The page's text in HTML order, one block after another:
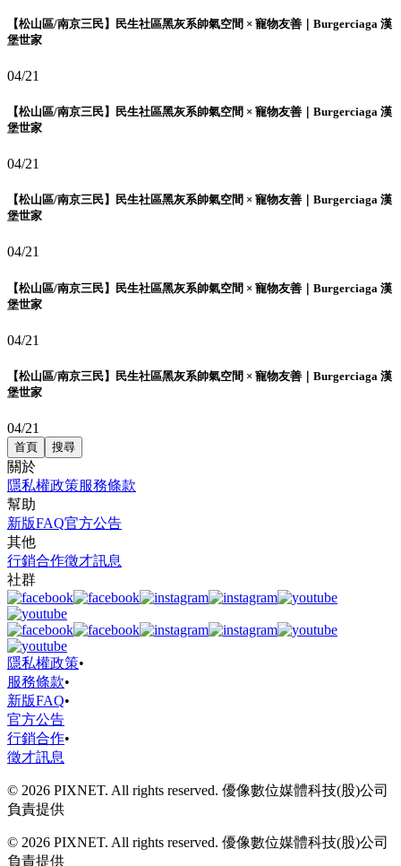
【松山區/南京三民】民生社區黑灰系帥氣空間 × 寵物友善｜Burgerciaga 漢
堡世家
04/21
【松山區/南京三民】民生社區黑灰系帥氣空間 × 寵物友善｜Burgerciaga 漢
堡世家
04/21
【松山區/南京三民】民生社區黑灰系帥氣空間 × 寵物友善｜Burgerciaga 漢
堡世家
04/21
【松山區/南京三民】民生社區黑灰系帥氣空間 × 寵物友善｜Burgerciaga 漢
堡世家
04/21
【松山區/南京三民】民生社區黑灰系帥氣空間 × 寵物友善｜Burgerciaga 漢
堡世家
04/21
首頁 搜尋
關於
隱私權政策服務條款
幫助
新版FAQ官方公告
其他
行銷合作徵才訊息
社群
隱私權政策•
服務條款•
新版FAQ•
官方公告
行銷合作•
徵才訊息
© 2026 PIXNET. All rights reserved. 優像數位媒體科技(股)公司
負責提供
© 2026 PIXNET. All rights reserved. 優像數位媒體科技(股)公司
負責提供